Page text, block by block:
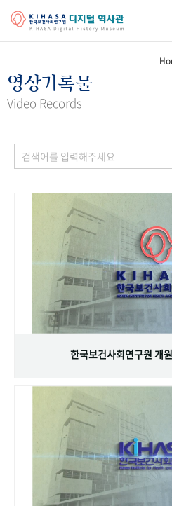
걸어온 길 기관 변천사
정책과 연구 키워드로 보는 연구 역
기록물 아카이브
사진 아카이브 문서 기록물 행
주년 기념
성과 50선 숫자로 보는 50년
VR 역사관
영상기록물
Video Records
한국보건사회연구원 개